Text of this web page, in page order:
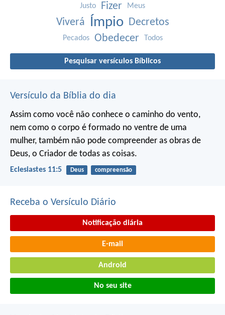
Justo Fizer Meus
Viverá Ímpio Decretos
Pecados Obedecer Todos
Pesquisar versículos Bíblicos
Versículo da Bíblia do dia
Assim como você não conhece o caminho do vento,
nem como o corpo é formado no ventre de uma
mulher, também não pode compreender as obras de
Deus, o Criador de todas as coisas.
Eclesiastes 11:5 Deus compreensão
Receba o Versículo Diário
Notificação diária
E-mail
Android
No seu site